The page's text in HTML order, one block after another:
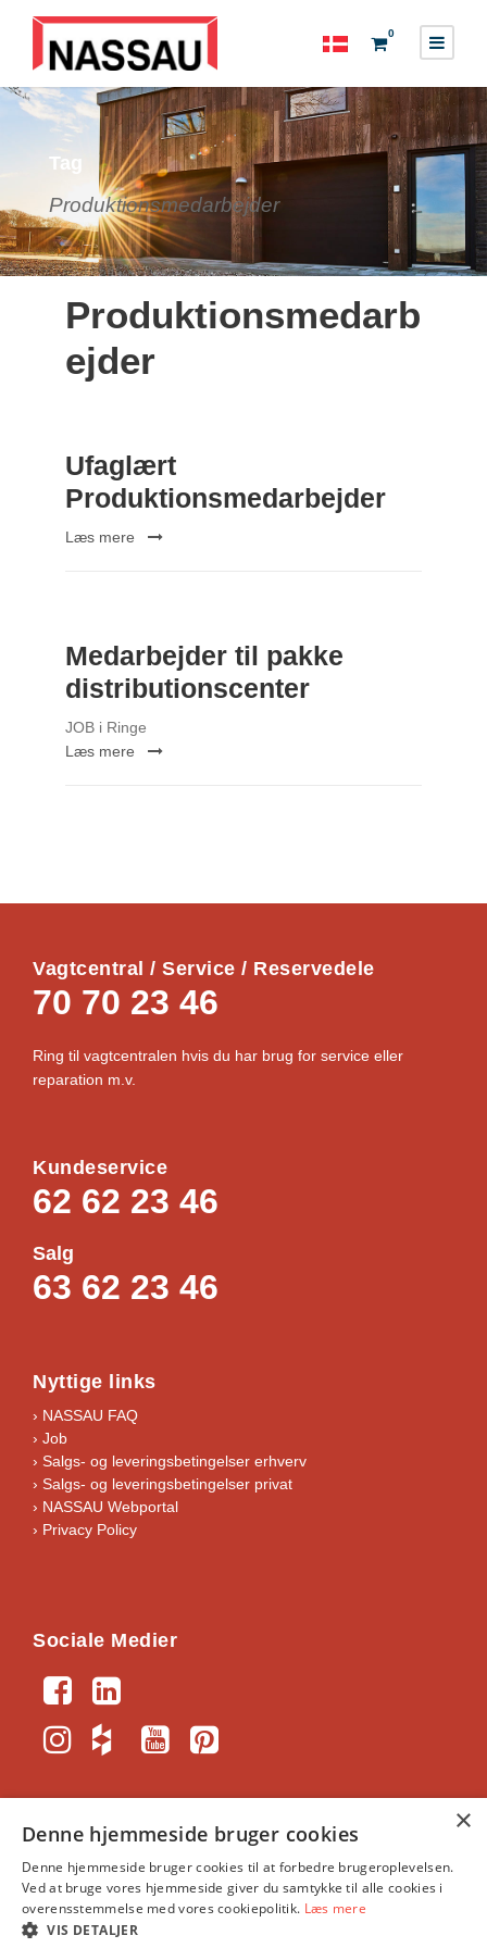
0
Tag
Produktionsmedarbejder
Produktionsmedarb
ejder
Ufaglært
Produktionsmedarbejder
Læs mere
Medarbejder til pakke
distributionscenter
JOB i Ringe
Læs mere
Vagtcentral / Service / Reservedele
70 70 23 46
Ring til vagtcentralen hvis du har brug for service eller
reparation m.v.
Kundeservice
62 62 23 46
Salg
63 62 23 46
Nyttige links
› NASSAU FAQ
› Job
› Salgs- og leveringsbetingelser erhverv
› Salgs- og leveringsbetingelser privat
› NASSAU Webportal
› Privacy Policy
Sociale Medier
NASSAU-Portal｜Generelle vilkår og
handelsbetingelser｜NASSAU, Krogagervej 2, 5750
Ringe｜info@nassau.dk｜CVR: 34391513
©NASSAU Door A/S, Part of ASSA ABLOY © ASSA
×
Denne hjemmeside bruger cookies
Denne hjemmeside bruger cookies til at forbedre brugeroplevelsen.
Ved at bruge vores hjemmeside giver du samtykke til alle cookies i
overensstemmelse med vores cookiepolitik. Læs mere
VIS DETALJER